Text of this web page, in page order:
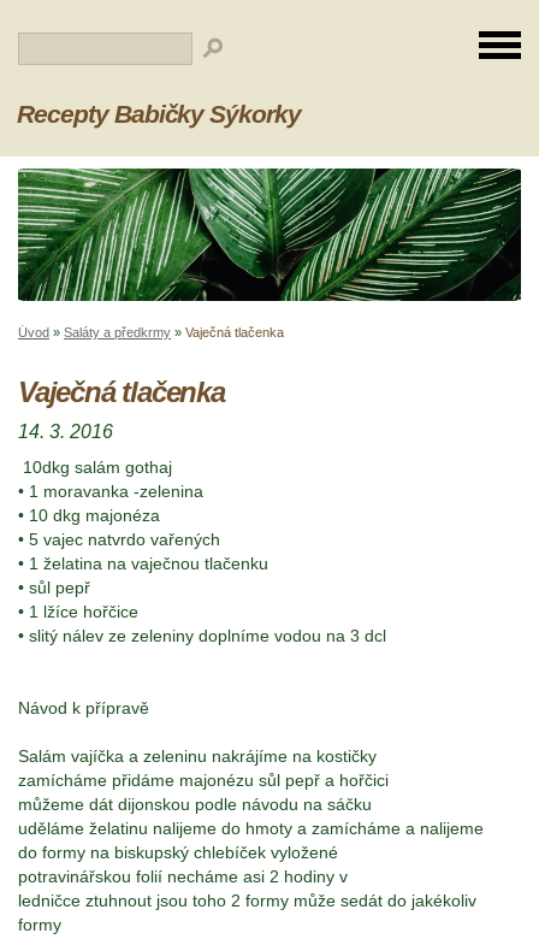
Recepty Babičky Sýkorky
Úvod » Saláty a předkrmy » Vaječná tlačenka
Vaječná tlačenka
14. 3. 2016
10dkg salám gothaj
• 1 moravanka -zelenina
• 10 dkg majonéza
• 5 vajec natvrdo vařených
• 1 želatina na vaječnou tlačenku
• sůl pepř
• 1 lžíce hořčice
• slitý nálev ze zeleniny doplníme vodou na 3 dcl
Návod k přípravě
Salám vajíčka a zeleninu nakrájíme na kostičky
zamícháme přidáme majonézu sůl pepř a hořčici
můžeme dát dijonskou podle návodu na sáčku
uděláme želatinu nalijeme do hmoty a zamícháme a nalijeme
do formy na biskupský chlebíček vyložené
potravinářskou folií necháme asi 2 hodiny v
ledničce ztuhnout jsou toho 2 formy může sedát do jakékoliv
formy